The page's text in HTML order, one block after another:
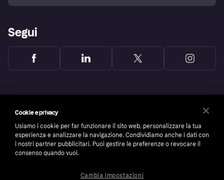
Segui
Cookie e privacy
Usiamo i cookie per far funzionare il sito web, personalizzare la tua
esperienza e analizzare la navigazione. Condividiamo anche i dati con
i nostri partner pubblicitari. Puoi gestire le preferenze o revocare il
consenso quando vuoi.
Cambia impostazioni